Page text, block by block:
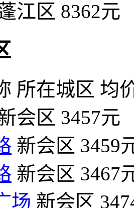
江区 8362元
所在城区 均
会区 3457元
新会区 3459
新会区 3467
场 新会区